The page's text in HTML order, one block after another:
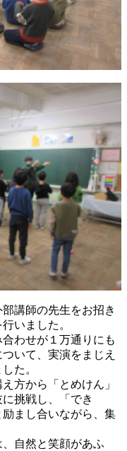
講師の先生をお招き
いました。
わせが１万通りにも
いて、実演をまじえ
た。
方から「とめけん」
挑戦し、「でき
まし合いながら、集
自然と笑顔があふ